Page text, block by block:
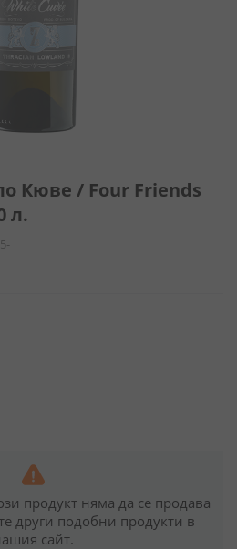
Кюве / Four Friends
л.
продукт няма да се продава
други подобни продукти в
сайт.